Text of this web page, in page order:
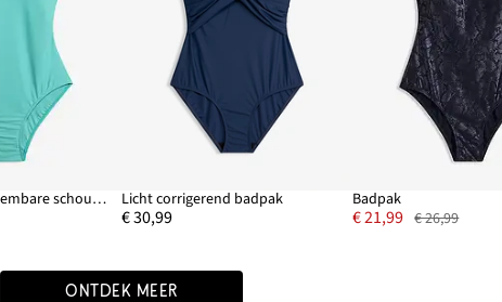
Badpak met afneembare schouderbandjes op de rug Licht corrigerend badpak
€ 30,99
Badpak
€ 21,99 € 26,99
ONTDEK MEER